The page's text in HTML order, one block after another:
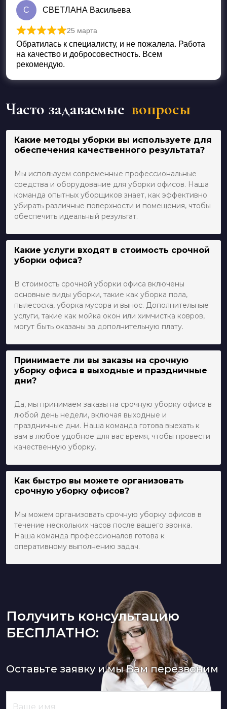
С СВЕТЛАНА Васильева
Оценка из 5
25 марта
Обратилась к специалисту, и не пожалела. Работа
на качество и добросовестность. Всем
рекомендую.
Часто задаваемые вопросы
Какие методы уборки вы используете для
обеспечения качественного результата?
Мы используем современные профессиональные
средства и оборудование для уборки офисов. Наша
команда опытных уборщиков знает, как эффективно
убирать различные поверхности и помещения, чтобы
обеспечить идеальный результат.
Какие услуги входят в стоимость срочной
уборки офиса?
В стоимость срочной уборки офиса включены
основные виды уборки, такие как уборка пола,
пылесоска, уборка мусора и вынос. Дополнительные
услуги, такие как мойка окон или химчистка ковров,
могут быть оказаны за дополнительную плату.
Принимаете ли вы заказы на срочную
уборку офиса в выходные и праздничные
дни?
Да, мы принимаем заказы на срочную уборку офиса в
любой день недели, включая выходные и
праздничные дни. Наша команда готова выехать к
вам в любое удобное для вас время, чтобы провести
качественную уборку.
Как быстро вы можете организовать
срочную уборку офисов?
Мы можем организовать срочную уборку офисов в
течение нескольких часов после вашего звонка.
Наша команда профессионалов готова к
оперативному выполнению задач.
Получить консультацию
БЕСПЛАТНО:
Оставьте заявку и мы Вам перезвоним